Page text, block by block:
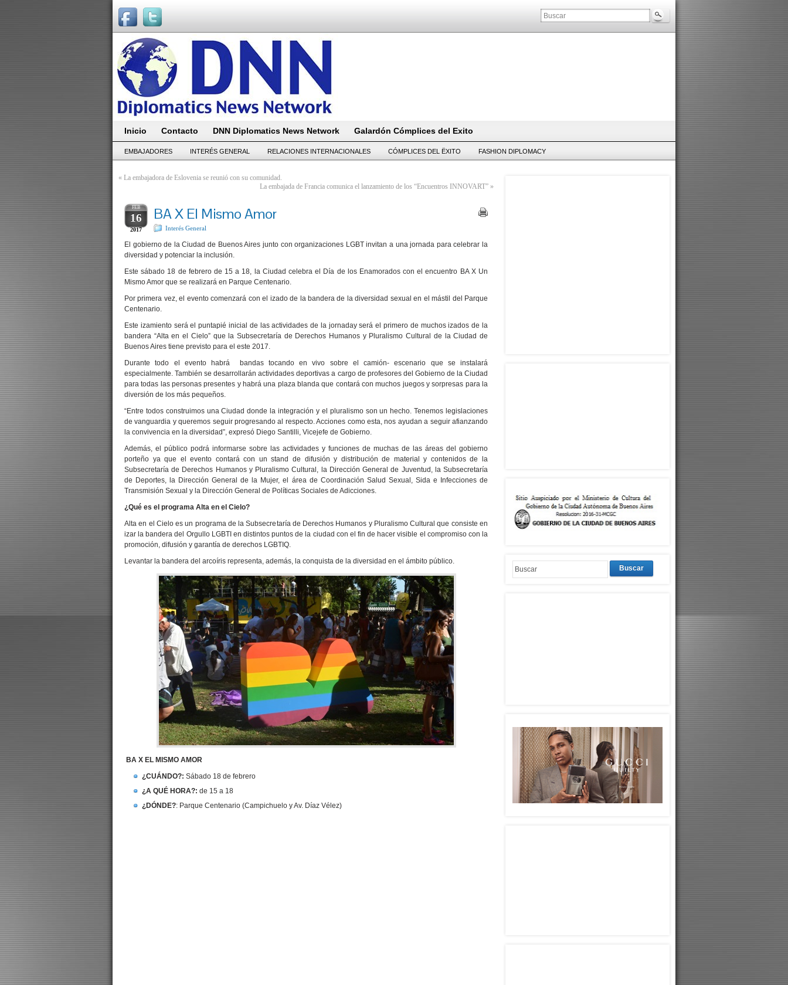
Inicio Contacto DNN Diplomatics News Network Galardón Cómplices del Exito
EMBAJADORES INTERÉS GENERAL RELACIONES INTERNACIONALES CÓMPLICES DEL ËXITO FASHION DIPLOMACY
« La embajadora de Eslovenia se reunió con su comunidad.
La embajada de Francia comunica el lanzamiento de los “Encuentros INNOVART” »
FEB
16
2017
BA X El Mismo Amor
Interés General
El gobierno de la Ciudad de Buenos Aires junto con organizaciones LGBT invitan a una jornada para celebrar la
diversidad y potenciar la inclusión.
Este sábado 18 de febrero de 15 a 18, la Ciudad celebra el Día de los Enamorados con el encuentro BA X Un
Mismo Amor que se realizará en Parque Centenario.
Por primera vez, el evento comenzará con el izado de la bandera de la diversidad sexual en el mástil del Parque
Centenario.
Este izamiento será el puntapié inicial de las actividades de la jornaday será el primero de muchos izados de la
bandera “Alta en el Cielo” que la Subsecretaría de Derechos Humanos y Pluralismo Cultural de la Ciudad de
Buenos Aires tiene previsto para el este 2017.
Durante todo el evento habrá bandas tocando en vivo sobre el camión- escenario que se instalará
especialmente. También se desarrollarán actividades deportivas a cargo de profesores del Gobierno de la Ciudad
para todas las personas presentes y habrá una plaza blanda que contará con muchos juegos y sorpresas para la
diversión de los más pequeños.
“Entre todos construimos una Ciudad donde la integración y el pluralismo son un hecho. Tenemos legislaciones
de vanguardia y queremos seguir progresando al respecto. Acciones como esta, nos ayudan a seguir afianzando
la convivencia en la diversidad”, expresó Diego Santilli, Vicejefe de Gobierno.
Además, el público podrá informarse sobre las actividades y funciones de muchas de las áreas del gobierno
porteño ya que el evento contará con un stand de difusión y distribución de material y contenidos de la
Subsecretaría de Derechos Humanos y Pluralismo Cultural, la Dirección General de Juventud, la Subsecretaría
de Deportes, la Dirección General de la Mujer, el área de Coordinación Salud Sexual, Sida e Infecciones de
Transmisión Sexual y la Dirección General de Políticas Sociales de Adicciones.
¿Qué es el programa Alta en el Cielo?
Alta en el Cielo es un programa de la Subsecretaría de Derechos Humanos y Pluralismo Cultural que consiste en
izar la bandera del Orgullo LGBTI en distintos puntos de la ciudad con el fin de hacer visible el compromiso con la
promoción, difusión y garantía de derechos LGBTIQ.
Levantar la bandera del arcoíris representa, además, la conquista de la diversidad en el ámbito público.
BA X EL MISMO AMOR
¿CUÁNDO?: Sábado 18 de febrero
¿A QUÉ HORA?: de 15 a 18
¿DÓNDE?: Parque Centenario (Campichuelo y Av. Díaz Vélez)
Buscar